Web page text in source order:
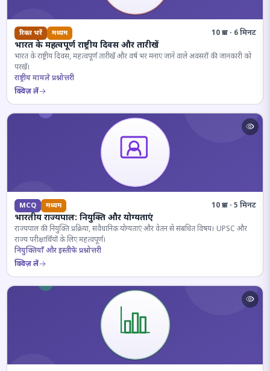
रिक्त भरें मध्यम 10 प्रश्न · 6 मिनट
भारत के महत्वपूर्ण राष्ट्रीय दिवस और तारीखें
भारत के राष्ट्रीय दिवस, महत्वपूर्ण तारीखें और वर्ष भर मनाए जाने वाले अवसरों की जानकारी को
परखें।
राष्ट्रीय मामले प्रश्नोत्तरी
क्विज़ लें
MCQ मध्यम 10 प्रश्न · 5 मिनट
भारतीय राज्यपाल: नियुक्ति और योग्यताएं
राज्यपाल की नियुक्ति प्रक्रिया, संवैधानिक योग्यताएं और वेतन से संबंधित विषय। UPSC और
राज्य परीक्षार्थियों के लिए महत्वपूर्ण।
नियुक्तियाँ और इस्तीफे प्रश्नोत्तरी
क्विज़ लें